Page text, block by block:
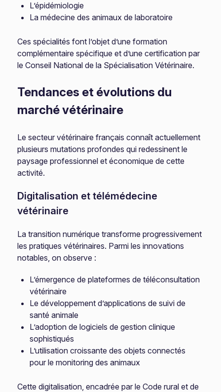
L’épidémiologie
La médecine des animaux de laboratoire
Ces spécialités font l’objet d’une formation
complémentaire spécifique et d’une certification par
le Conseil National de la Spécialisation Vétérinaire.
Tendances et évolutions du
marché vétérinaire
Le secteur vétérinaire français connaît actuellement
plusieurs mutations profondes qui redessinent le
paysage professionnel et économique de cette
activité.
Digitalisation et télémédecine
vétérinaire
La transition numérique transforme progressivement
les pratiques vétérinaires. Parmi les innovations
notables, on observe :
L’émergence de plateformes de téléconsultation
vétérinaire
Le développement d’applications de suivi de
santé animale
L’adoption de logiciels de gestion clinique
sophistiqués
L’utilisation croissante des objets connectés
pour le monitoring des animaux
Cette digitalisation, encadrée par le Code rural et de